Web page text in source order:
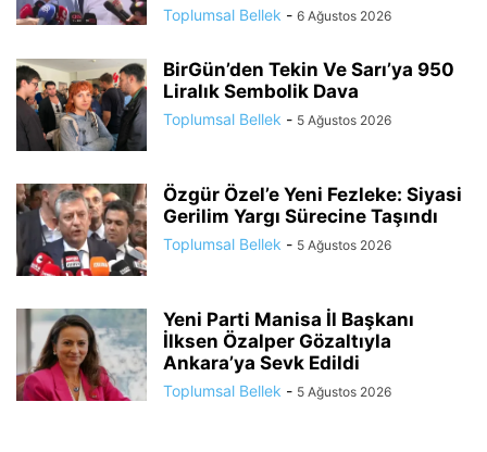
Toplumsal Bellek - 6 Ağustos 2026
BirGün’den Tekin Ve Sarı’ya 950
Liralık Sembolik Dava
Toplumsal Bellek - 5 Ağustos 2026
Özgür Özel’e Yeni Fezleke: Siyasi
Gerilim Yargı Sürecine Taşındı
Toplumsal Bellek - 5 Ağustos 2026
Yeni Parti Manisa İl Başkanı
İlksen Özalper Gözaltıyla
Ankara’ya Sevk Edildi
Toplumsal Bellek - 5 Ağustos 2026